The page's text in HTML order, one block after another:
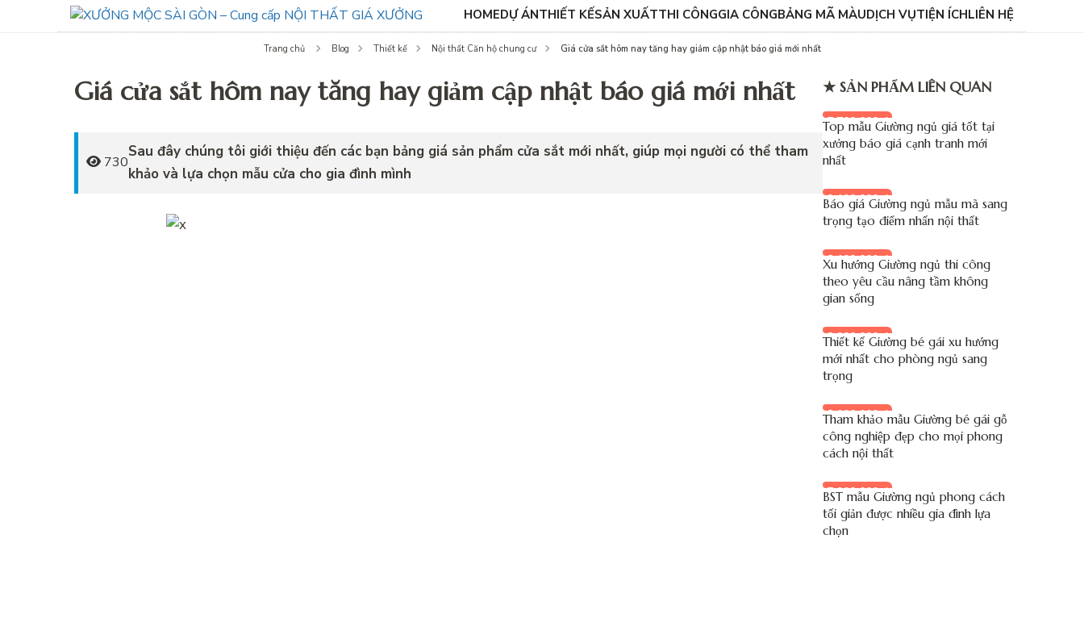
HOMEDỰ ÁNTHIẾT KẾSẢN XUẤTTHI CÔNGGIA CÔNGBẢNG MÃ MÀUDỊCH VỤTIỆN ÍCHLIÊN HỆ
Trang chủ Blog Thiết kế Nội thất Căn hộ chung cư Giá cửa sắt hôm nay tăng hay giảm cập nhật báo giá mới nhất
Giá cửa sắt hôm nay tăng hay giảm cập nhật báo giá mới nhất
730
Sau đây chúng tôi giới thiệu đến các bạn bảng giá sản phẩm cửa sắt mới nhất, giúp mọi người có thể tham
khảo và lựa chọn mẫu cửa cho gia đình mình
★ SẢN PHẨM LIÊN QUAN
7.700.000 đ
Top mẫu Giường ngủ giá tốt tại
xưởng báo giá cạnh tranh mới
nhất
9.100.000 đ
Báo giá Giường ngủ mẫu mã sang
trọng tạo điểm nhấn nội thất
8.100.000 đ
Xu hướng Giường ngủ thi công
theo yêu cầu nâng tầm không
gian sống
8.900.000 đ
Thiết kế Giường bé gái xu hướng
mới nhất cho phòng ngủ sang
trọng
8.000.000 đ
Tham khảo mẫu Giường bé gái gỗ
công nghiệp đẹp cho mọi phong
cách nội thất
7.900.000 đ
BST mẫu Giường ngủ phong cách
tối giản được nhiều gia đình lựa
chọn